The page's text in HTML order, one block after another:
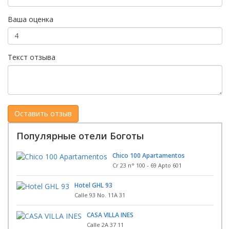
Ваша оценка
Текст отзыва
Популярные отели Боготы
Chico 100 Apartamentos
Cr 23 n° 100 - 69 Apto 601
Hotel GHL 93
Calle 93 No. 11A 31
CASA VILLA INES
Calle 2A 37 11